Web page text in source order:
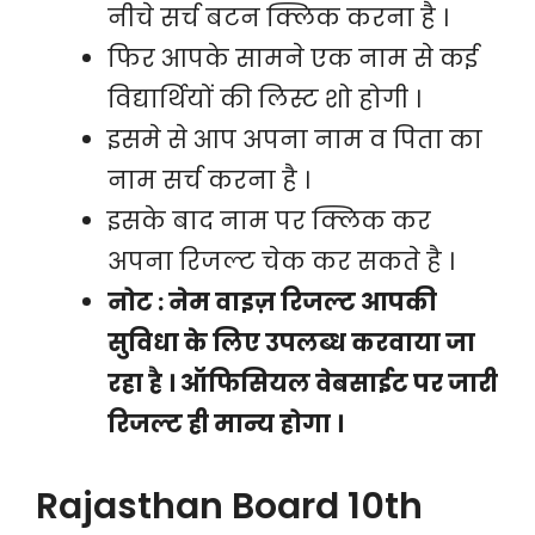
नीचे सर्च बटन क्लिक करना है ।
फिर आपके सामने एक नाम से कई
विद्यार्थियों की लिस्ट शो होगी ।
इसमे से आप अपना नाम व पिता का
नाम सर्च करना है ।
इसके बाद नाम पर क्लिक कर
अपना रिजल्ट चेक कर सकते है ।
नोट : नेम वाइज़ रिजल्ट आपकी
सुविधा के लिए उपलब्ध करवाया जा
रहा है । ऑफिसियल वेबसाईट पर जारी
रिजल्ट ही मान्य होगा ।
Rajasthan Board 10th